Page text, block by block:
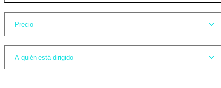
Precio
A quién está dirigido